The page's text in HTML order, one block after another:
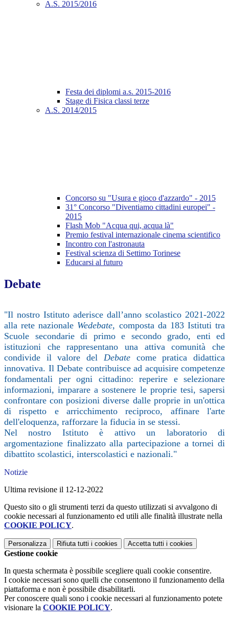
A.S. 2015/2016
Festa dei diplomi a.s. 2015-2016
Stage di Fisica classi terze
A.S. 2014/2015
Concorso su "Usura e gioco d'azzardo" - 2015
31° Concorso "Diventiamo cittadini europei" -
2015
Flash Mob "Acqua qui, acqua là"
Premio festival internazionale cinema scientifico
Incontro con l'astronauta
Festival scienza di Settimo Torinese
Educarsi al futuro
Debate
"Il nostro Istituto aderisce dall’anno scolastico 2021-2022
alla rete nazionale Wedebate, composta da 183 Istituti tra
Scuole secondarie di primo e secondo grado, enti ed
istituzioni che rappresentano una attiva comunità che
condivide il valore del Debatecome pratica didattica
innovativa. IlDebate contribuisce ad acquisire competenze
fondamentali per ogni cittadino: reperire e selezionare
informazioni, imparare a sostenere le proprie tesi, sapersi
confrontare con posizioni diverse dalle proprie in un'ottica
di rispetto e arricchimento reciproco, affinare l'arte
dell'eloquenza, rafforzare la fiducia in se stessi.
Nel nostro Istituto è attivo un laboratorio di
argomentazione finalizzato alla partecipazione a tornei di
dibattito scolastici, interscolastici e nazionali."
Notizie
Ultima revisione il 12-12-2022
Questo sito o gli strumenti terzi da questo utilizzati si avvalgono di
cookie necessari al funzionamento ed utili alle finalità illustrate nella
COOKIE POLICY.
Personalizza Rifiuta tutti i cookies Accetta tutti i cookies
Gestione cookie
In questa schermata è possibile scegliere quali cookie consentire.
I cookie necessari sono quelli che consentono il funzionamento della
piattaforma e non è possibile disabilitarli.
Per conoscere quali sono i cookie necessari al funzionamento potete
visionare la COOKIE POLICY.